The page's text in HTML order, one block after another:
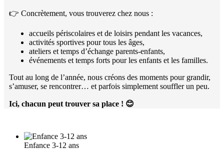
👉 Concrètement, vous trouverez chez nous :
accueils périscolaires et de loisirs pendant les vacances,
activités sportives pour tous les âges,
ateliers et temps d’échange parents-enfants,
événements et temps forts pour les enfants et les familles.
Tout au long de l’année, nous créons des moments pour grandir,
s’amuser, se rencontrer… et parfois simplement souffler un peu.
Ici, chacun peut trouver sa place ! 😊
Enfance 3-12 ans